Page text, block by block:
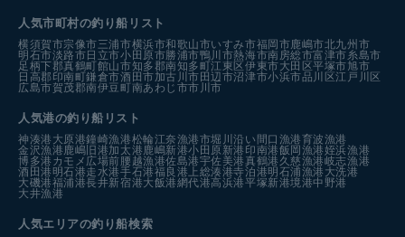
人気市町村の釣り船リスト
横須賀市宗像市三浦市横浜市和歌山市いすみ市福岡市鹿嶋市北九州市
明石市淡路市日立市小田原市勝浦市鴨川市熱海市南房総市富津市糸島市
足柄下郡真鶴町館山市知多郡南知多町江東区伊東市大田区平塚市旭市
日高郡印南町鎌倉市酒田市加古川市田辺市沼津市小浜市品川区江戸川区
広島市賀茂郡南伊豆町南あわじ市市川市
人気港の釣り船リスト
神湊港 大原港鐘崎漁港松輪江奈漁港市堀川沿い 間口漁港育波漁港
金沢漁港鹿嶋旧港加太港鹿嶋新港小田原新港 印南港飯岡漁港姪浜漁港
博多港カモメ広場前腰越漁港佐島港宇佐美港真鶴港 久慈漁港岐志漁港
酒田港 明石港走水港手石港福良港 上総湊港寺泊港明石浦漁港 大洗港
大磯港福浦港長井新宿港大飯港網代港高浜港平塚新港境港中野港
大井漁港
人気エリアの釣り船検索